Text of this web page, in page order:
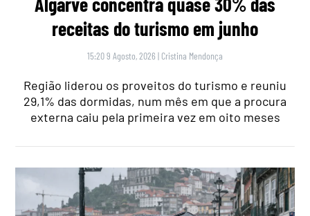
receitas do turismo em junho
15:20 9 Agosto, 2026 | Cristina Mendonça
Região liderou os proveitos do turismo e reuniu
29,1% das dormidas, num mês em que a procura
externa caiu pela primeira vez em oito meses